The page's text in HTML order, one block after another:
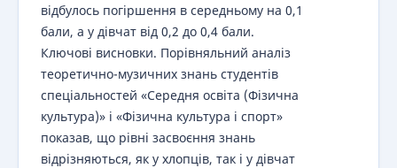
відбулось погіршення в середньому на 0,1
бали, а у дівчат від 0,2 до 0,4 бали.
Ключові висновки. Порівняльний аналіз
теоретично-музичних знань студентів
спеціальностей «Середня освіта (Фізична
культура)» і «Фізична культура і спорт»
показав, що рівні засвоєння знань
відрізняються, як у хлопців, так і у дівчат